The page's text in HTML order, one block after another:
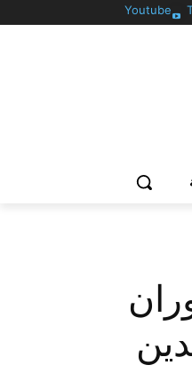
Youtube